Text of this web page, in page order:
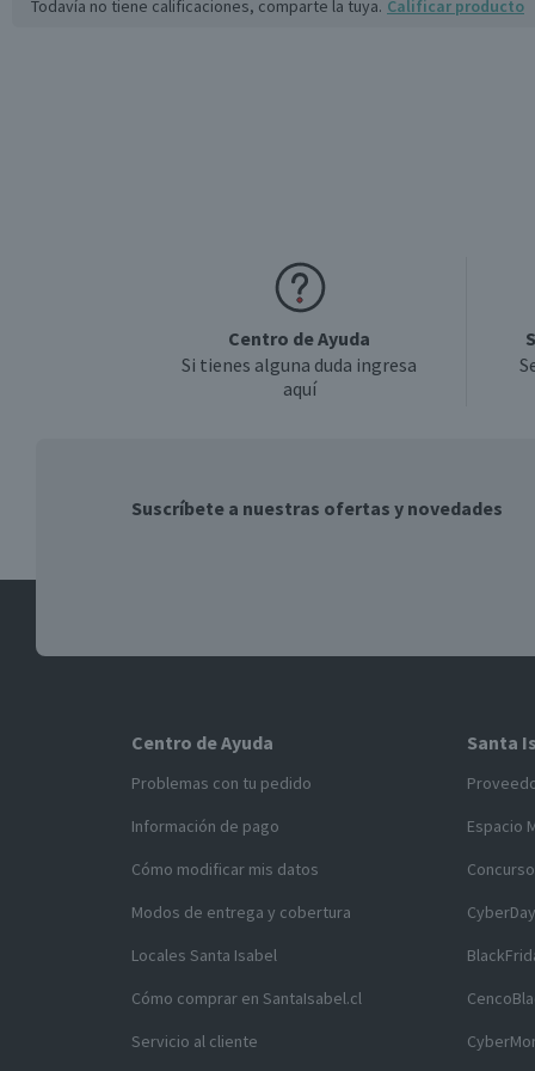
Todavía no tiene calificaciones, comparte la tuya. Calificar producto
Centro de Ayuda
Si tienes alguna duda ingresa
aquí
Suscríbete a nuestras ofertas y novedades
Centro de Ayuda
Problemas con tu pedido
Información de pago
Cómo modificar mis datos
Modos de entrega y cobertura
Locales Santa Isabel
Cómo comprar en SantaIsabel.cl
Servicio al cliente
Santa
Espacio
CyberDay